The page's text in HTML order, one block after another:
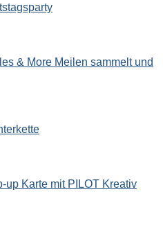
& More Meilen sammelt und
up Karte mit PILOT Kreativ